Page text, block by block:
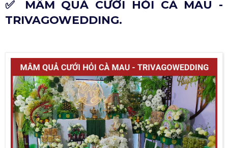
✅ MÂM QUẢ CƯỚI HỎI CÀ MAU -
TRIVAGOWEDDING.